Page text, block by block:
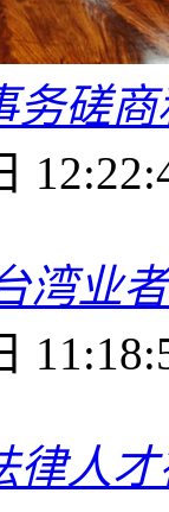
务磋
湾业
律人